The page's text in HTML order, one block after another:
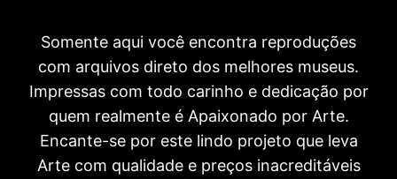
Somente aqui você encontra reproduções
com arquivos direto dos melhores museus.
Impressas com todo carinho e dedicação por
quem realmente é Apaixonado por Arte.
Encante-se por este lindo projeto que leva
Arte com qualidade e preços inacreditáveis